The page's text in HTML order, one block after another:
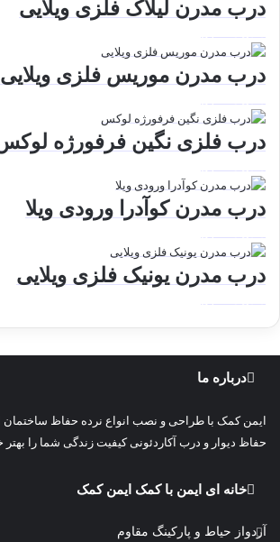
درب مدرن لیلاک فلزی ویلایی
درب مدرن موریس فلزی ویلایی
درب فلزی نگین فرفورژه
درب مدرن کوآدرا ورودی ویلا
درب مدرن یونیک فلزی ویلایی
درباره ما
ایمن کمک با طراحی و نصب انواع نرده حفاظ ساختمان
حفاظ دیوار و درب آکاردئونی کیفیت زندگی شما را بهتر
خانه ای ایمن با کمک ایمن کمک
آردواز حیاط و پارکینگ مقاوم